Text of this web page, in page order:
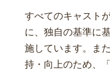
すべてのキャスト
に、独自の基準に
施しています。ま
持・向上のため、